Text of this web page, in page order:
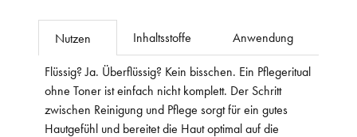
Nutzen Inhaltsstoffe Anwendung
Flüssig? Ja. Überflüssig? Kein bisschen. Ein Pflegeritual
ohne Toner ist einfach nicht komplett. Der Schritt
zwischen Reinigung und Pflege sorgt für ein gutes
Hautgefühl und bereitet die Haut optimal auf die